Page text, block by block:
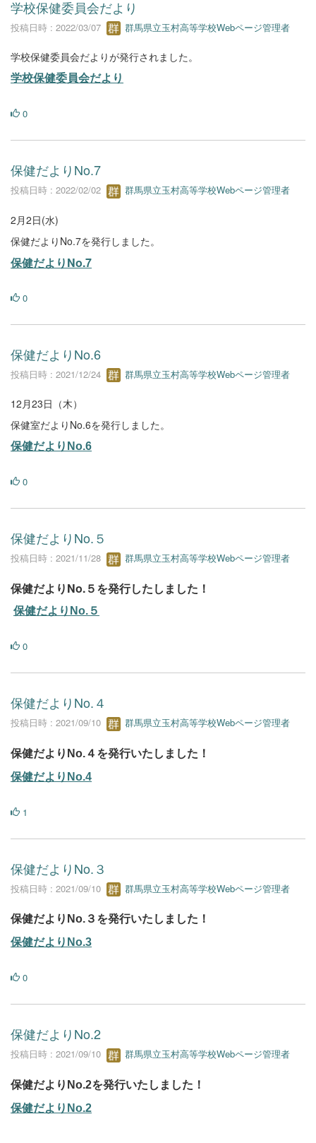
学校保健委員会だより
投稿日時 : 2022/03/07 群馬県立玉村高等学校Webページ管理者
学校保健委員会だよりが発行されました。
学校保健委員会だより
0
保健だよりNo.7
投稿日時 : 2022/02/02 群馬県立玉村高等学校Webページ管理者
2月2日(水)
保健だよりNo.7を発行しました。
保健だよりNo.7
0
保健だよりNo.6
投稿日時 : 2021/12/24 群馬県立玉村高等学校Webページ管理者
12月23日（木）
保健室だよりNo.6を発行しました。
保健だよりNo.6
0
保健だよりNo.５
投稿日時 : 2021/11/28 群馬県立玉村高等学校Webページ管理者
保健だよりNo.５を発行したしました！
保健だよりNo.５
0
保健だよりNo.４
投稿日時 : 2021/09/10 群馬県立玉村高等学校Webページ管理者
保健だよりNo.４を発行いたしました！
保健だよりNo.4
1
保健だよりNo.３
投稿日時 : 2021/09/10 群馬県立玉村高等学校Webページ管理者
保健だよりNo.３を発行いたしました！
保健だよりNo.3
0
保健だよりNo.2
投稿日時 : 2021/09/10 群馬県立玉村高等学校Webページ管理者
保健だよりNo.2を発行いたしました！
保健だよりNo.2